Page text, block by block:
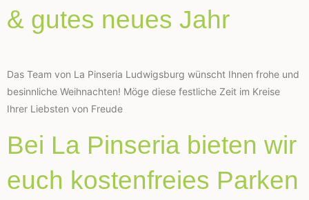
& gutes neues Jahr
Das Team von La Pinseria Ludwigsburg wünscht Ihnen frohe und
besinnliche Weihnachten! Möge diese festliche Zeit im Kreise
Ihrer Liebsten von Freude
Bei La Pinseria bieten wir
euch kostenfreies Parken